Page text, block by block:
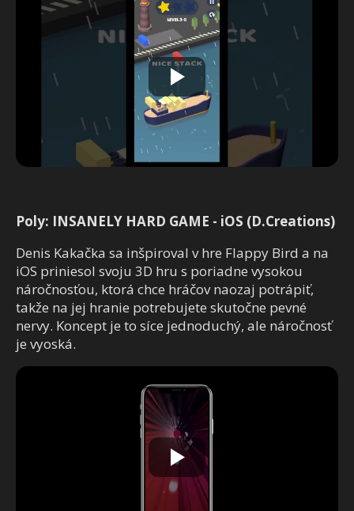
Poly: INSANELY HARD GAME - iOS (D.Creations)
Denis Kakačka sa inšpiroval v hre Flappy Bird a na
iOS priniesol svoju 3D hru s poriadne vysokou
náročnosťou, ktorá chce hráčov naozaj potrápiť,
takže na jej hranie potrebujete skutočne pevné
nervy. Koncept je to síce jednoduchý, ale náročnosť
je vyoská.